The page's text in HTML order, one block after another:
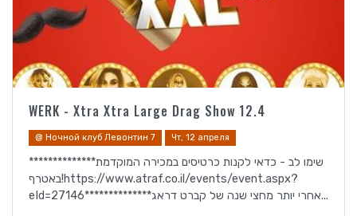
WERK - Xtra Xtra Large Drag Show 12.4
@ Ночной клуб Левонтин 7 Чт, 12 апреля
**************שימו לב - כדאי לקנות כרטיסים במכירה המוקדמת
באטרף!https://www.atraf.co.il/events/event.aspx?
eId=27146**************אחרי יותר מחצי שנה של קברט דראג...